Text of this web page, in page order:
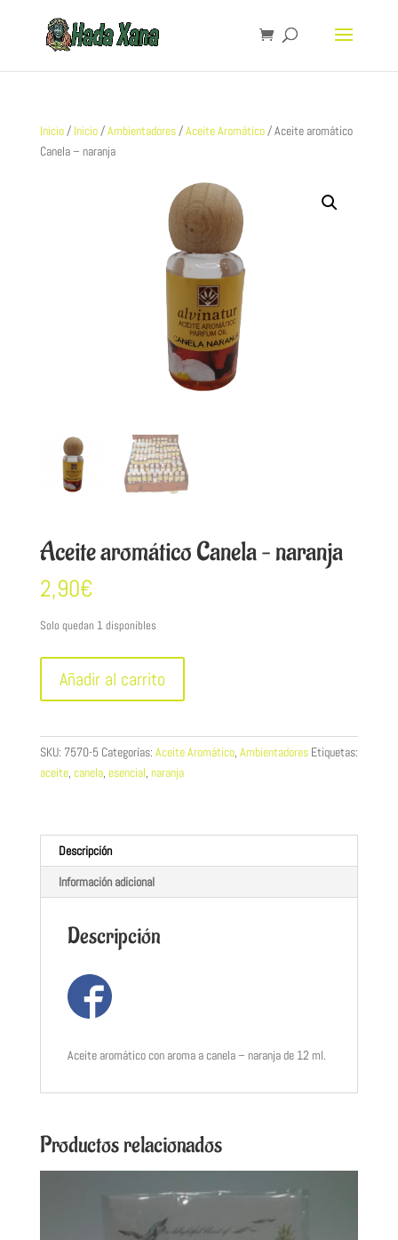
Inicio/ Inicio/Ambientadores/Aceite Aromático/ Aceite aromático
Canela – naranja
Aceite aromático Canela – naranja
2,90€
Solo quedan 1 disponibles
aromático
Canela
naranja
cantidad
Añadir al carrito
SKU: 7570-5 Categorías: Aceite Aromático, Ambientadores Etiquetas:
aceite, canela, esencial, naranja
Descripción
Información adicional
Descripción
Aceite aromático con aroma a canela – naranja de 12 ml.
Productos relacionados